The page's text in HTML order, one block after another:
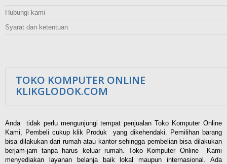
Hubungi kami
Syarat dan ketentuan
TOKO KOMPUTER ONLINE
KLIKGLODOK.COM
Anda tidak perlu mengunjungi tempat penjualan Toko Komputer Online
Kami, Pembeli cukup klik Produk yang dikehendaki. Pemilihan barang
bisa dilakukan dari rumah atau kantor sehingga pembelian bisa dilakukan
berjam-jam tanpa harus keluar rumah. Toko Komputer Online Kami
menyediakan layanan belanja baik lokal maupun internasional. Ada